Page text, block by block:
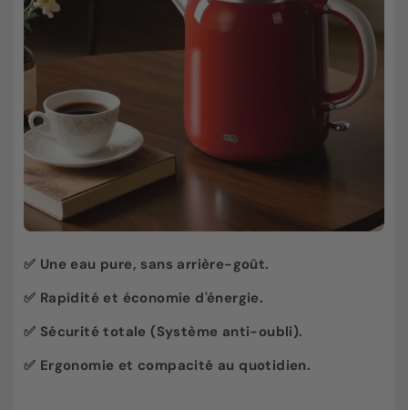
✅ Une eau pure, sans arrière-goût.
✅ Rapidité et économie d'énergie.
✅ Sécurité totale (Système anti-oubli).
✅ Ergonomie et compacité au quotidien.